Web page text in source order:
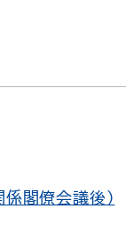
閣僚会議後）